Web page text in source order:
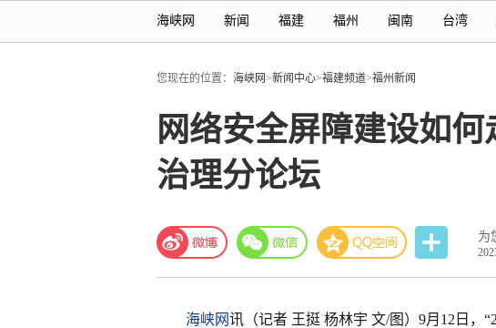
海峡网 新闻 福建 福州 闽南 台湾
您现在的位置： 海峡网>新闻中心>福建频道>福州新闻
网络安全屏障建设如
治理分论坛
为
海峡网讯（记者 王挺 杨林宇 文/图）9月12日，